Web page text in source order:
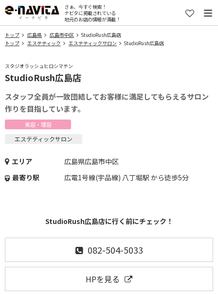
さぁ、今すぐ検索！
ナビタに掲載されている
地元のお店の情報が満載！
トップ 広島県 広島市中区
StudioRush広島店
トップ
エステティック エステティックサロン StudioRush広島店
スタジオラッシュヒロシマテン
StudioRush広島店
スタッフ全員が一致団結してお客様に満足してもらえるサロン
作りを目指しています。
美容・理容
エステティックサロン
エリア
広島県広島市中区
最寄り駅
広電1号線(宇品線) 八丁堀駅 から徒歩5分
StudioRush広島店に行く前にチェック！
082-504-5033
HPを見る